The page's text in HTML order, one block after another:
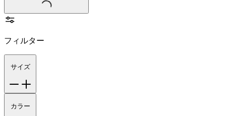
フィルター
サイズ
カラー